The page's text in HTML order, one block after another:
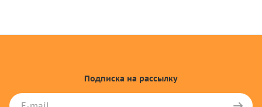
Подписка на рассылку